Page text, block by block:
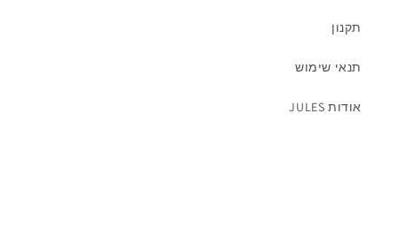
תקנון
תנאי שימוש
אודות JULES